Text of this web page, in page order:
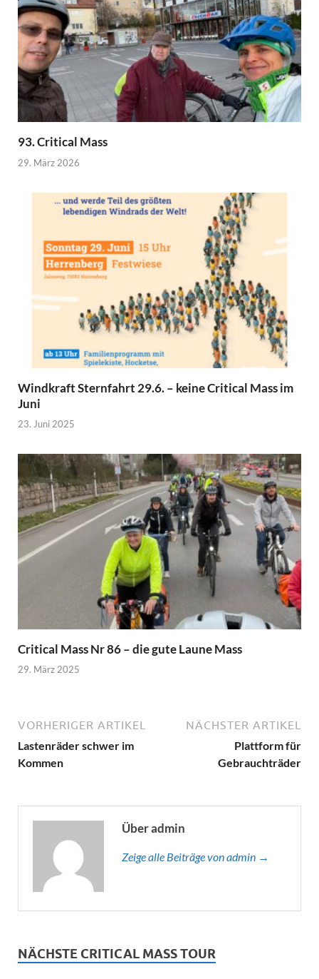
93. Critical Mass
29. März 2026
Windkraft Sternfahrt 29.6. – keine Critical Mass im
Juni
23. Juni 2025
Critical Mass Nr 86 – die gute Laune Mass
29. März 2025
VORHERIGER ARTIKEL
Lastenräder schwer im
Kommen
NÄCHSTER ARTIKEL
Plattform für
Gebrauchträder
Über admin
Zeige alle Beiträge von admin →
NÄCHSTE CRITICAL MASS TOUR